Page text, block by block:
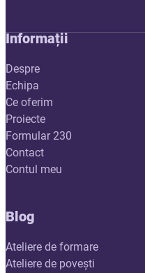
Informații
Despre
Echipa
Ce oferim
Proiecte
Formular 230
Contact
Contul meu
Blog
Ateliere de formare
Ateliere de povești